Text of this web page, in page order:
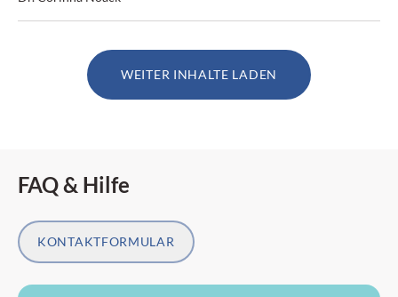
WEITER INHALTE LADEN
FAQ & Hilfe
KONTAKTFORMULAR